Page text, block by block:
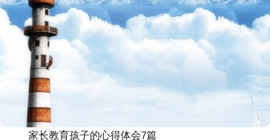
家长教育孩子的心得体会7篇